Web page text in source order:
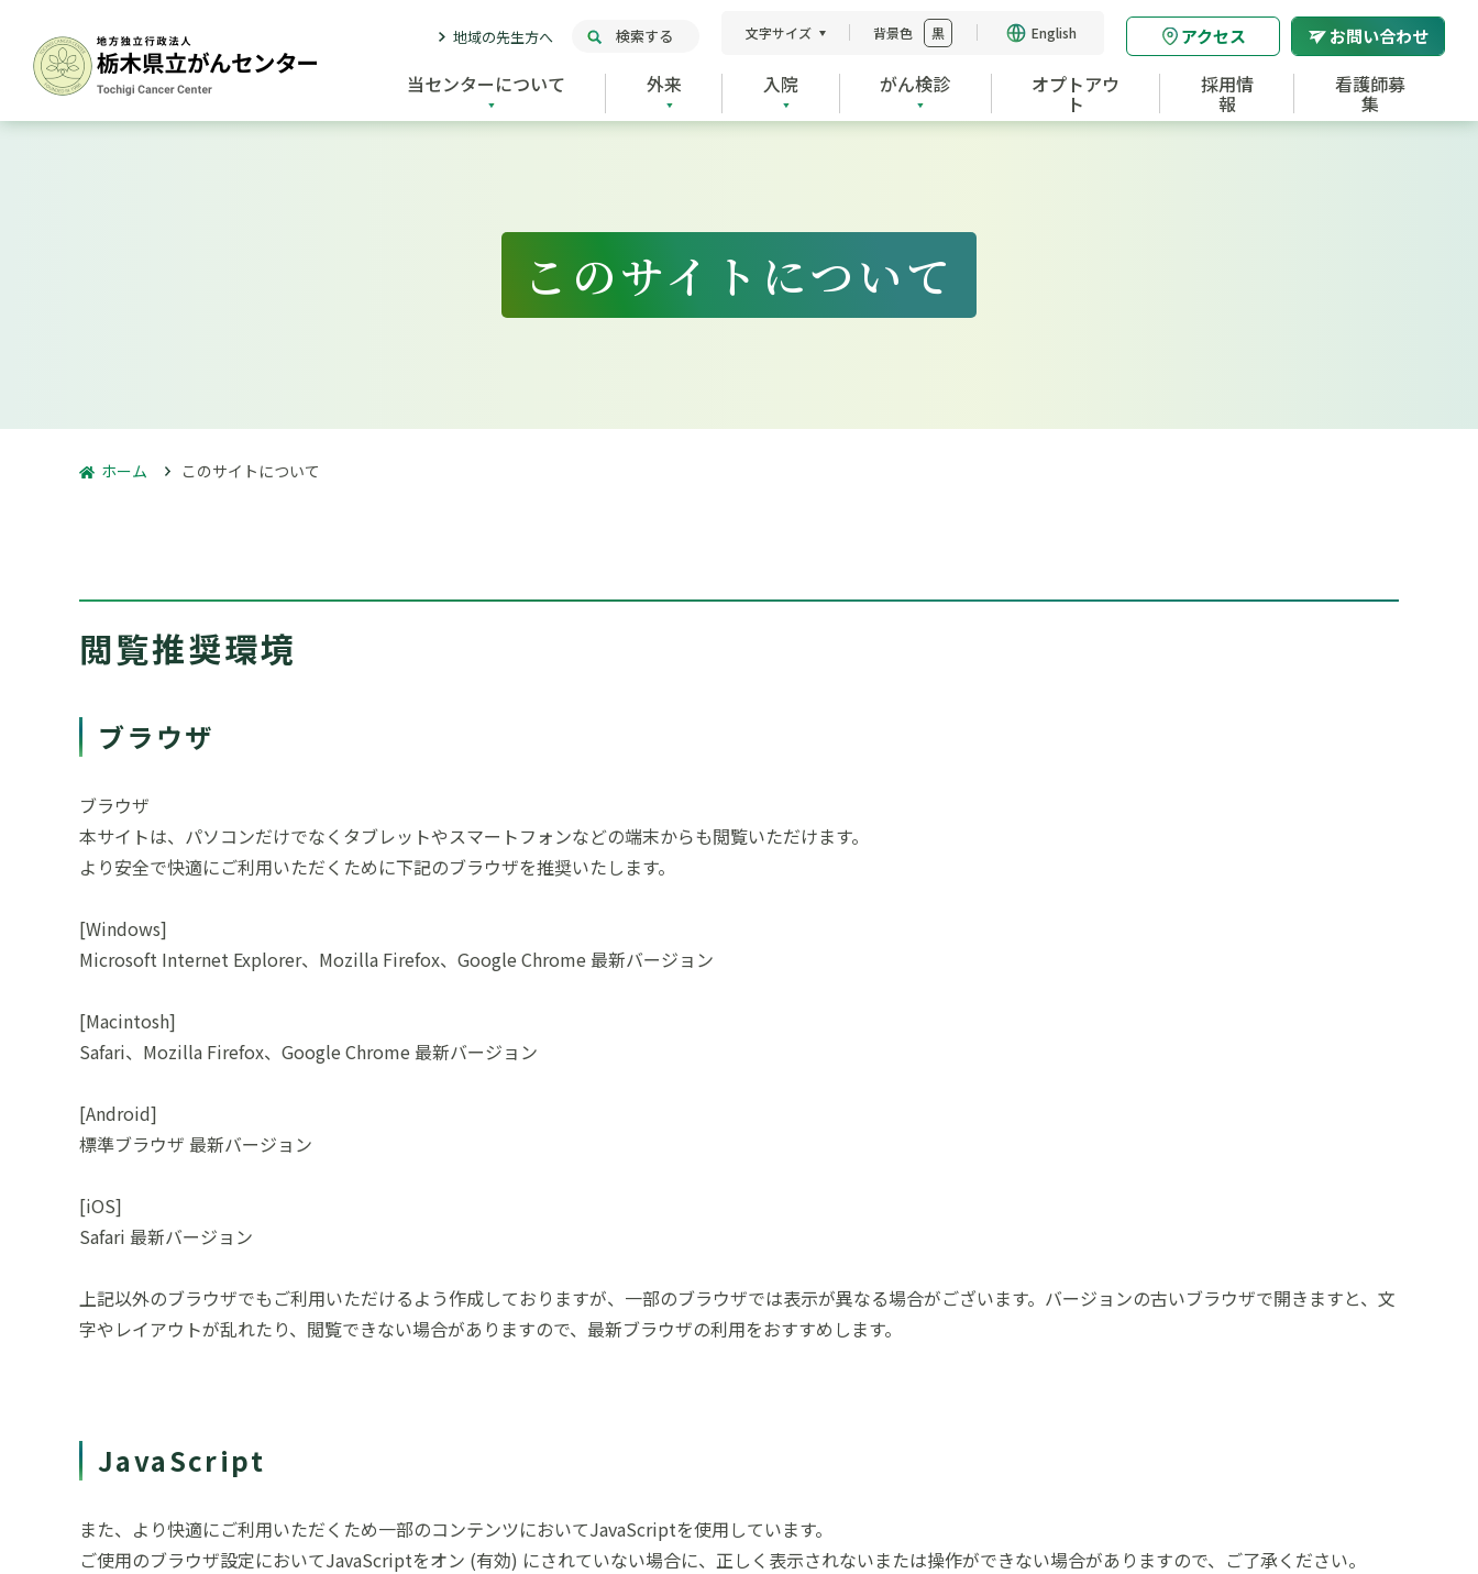
地域の先生方へ 検索する 文字サイズ 背景色 黒 English アクセス お問い合わせ
当センターについて 外来 入院 がん検診 オプトアウ
ト
採用情
報
看護師募
集
このサイトについて
ホーム このサイトについて
閲覧推奨環境
ブラウザ
ブラウザ
本サイトは、パソコンだけでなくタブレットやスマートフォンなどの端末からも閲覧いただけます。
より安全で快適にご利用いただくために下記のブラウザを推奨いたします。
[Windows]
Microsoft Internet Explorer、Mozilla Firefox、Google Chrome 最新バージョン
[Macintosh]
Safari、Mozilla Firefox、Google Chrome 最新バージョン
[Android]
標準ブラウザ 最新バージョン
[iOS]
Safari 最新バージョン
上記以外のブラウザでもご利用いただけるよう作成しておりますが、一部のブラウザでは表示が異なる場合がございます。バージョンの古いブラウザで開きますと、文
字やレイアウトが乱れたり、閲覧できない場合がありますので、最新ブラウザの利用をおすすめします。
JavaScript
また、より快適にご利用いただくため一部のコンテンツにおいてJavaScriptを使用しています。
ご使用のブラウザ設定においてJavaScriptをオン (有効) にされていない場合に、正しく表示されないまたは操作ができない場合がありますので、ご了承ください。